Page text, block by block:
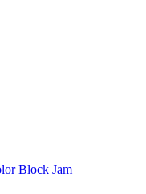
Block Jam